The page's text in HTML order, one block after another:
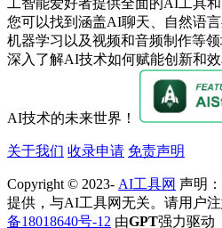
工智能爱好者提供全面的AI工具
您可以找到涵盖AI聊天、自然语
机器学习以及视频和音频制作等
深入了解AI技术如何赋能创新和
AI技术的未来世界！
关于我们 收录申请 免责声明
Copyright © 2023- AI工具网 声明
提供，与AI工具网无关。请用户
备18018640号-12 由GPT强力驱动